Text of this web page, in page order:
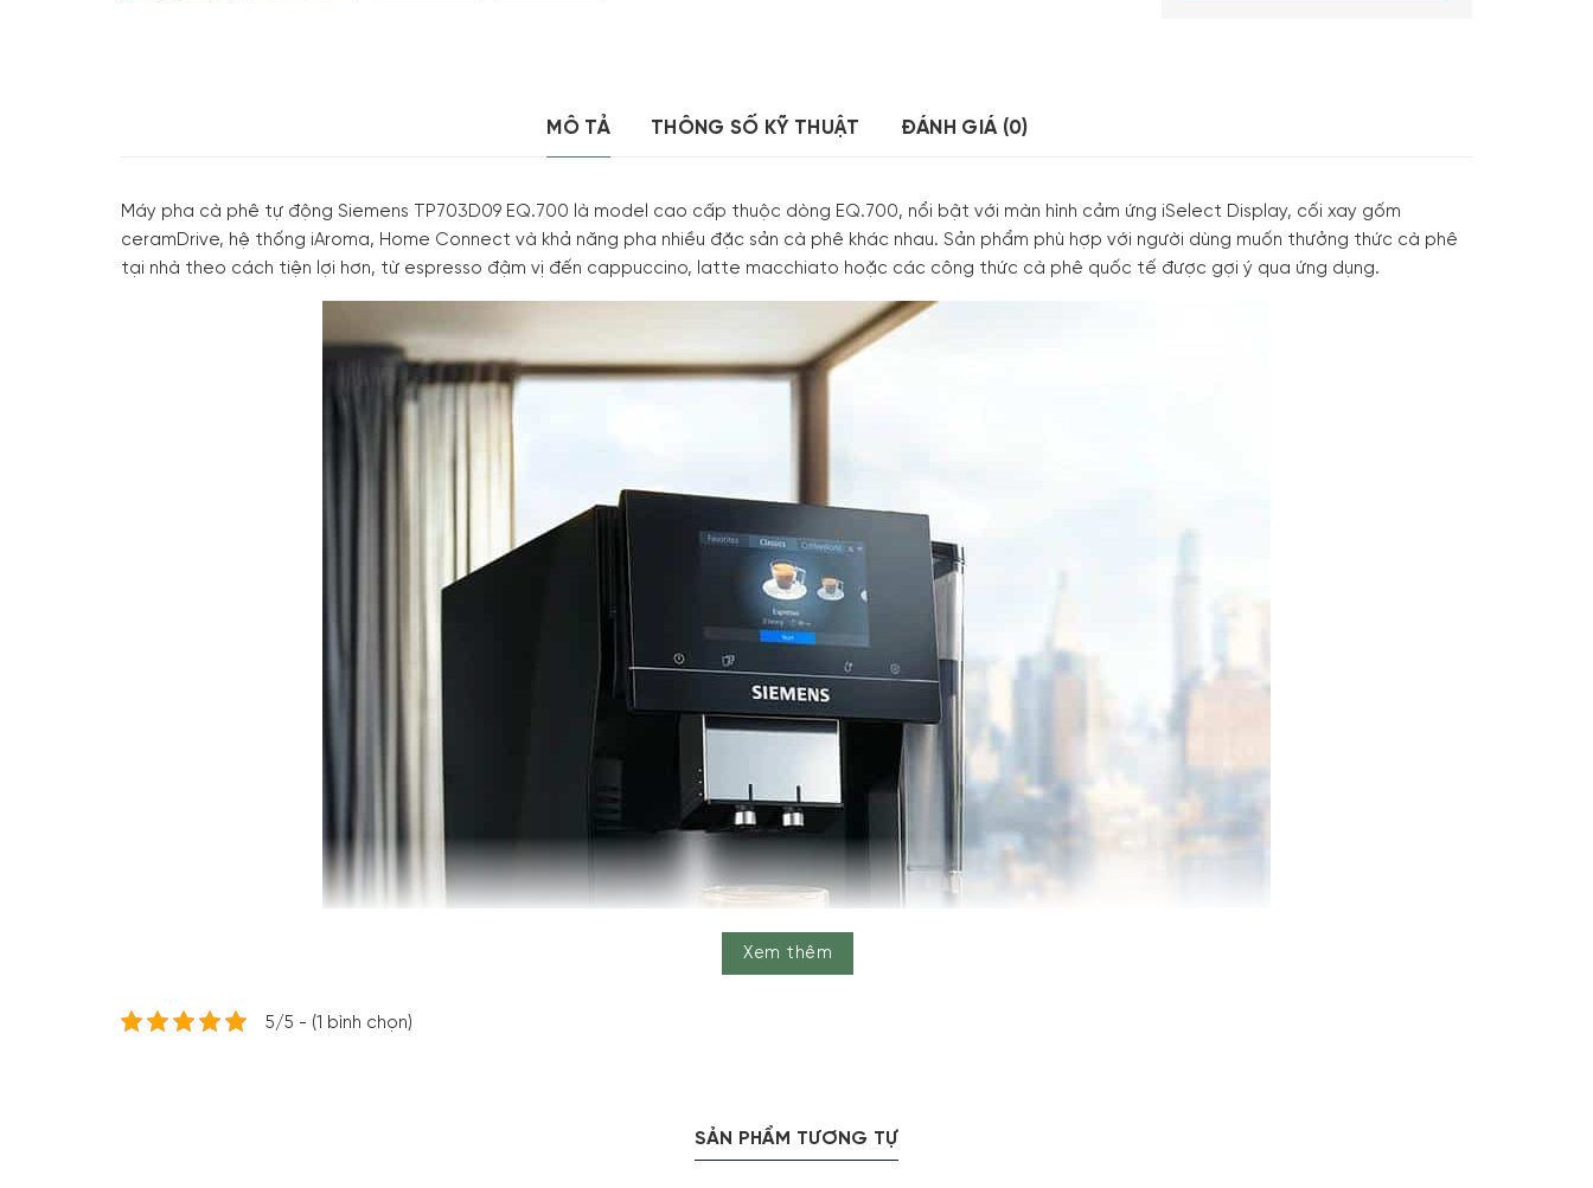
MÔ TẢ THÔNG SỐ KỸ THUẬT ĐÁNH GIÁ (0)
Máy pha cà phê tự động Siemens TP703D09 EQ.700 là model cao cấp thuộc dòng EQ.700, nổi bật với màn hình cảm ứng iSelect Display, cối xay gốm
ceramDrive, hệ thống iAroma, Home Connect và khả năng pha nhiều đặc sản cà phê khác nhau. Sản phẩm phù hợp với người dùng muốn thưởng thức cà phê
tại nhà theo cách tiện lợi hơn, từ espresso đậm vị đến cappuccino, latte macchiato hoặc các công thức cà phê quốc tế được gợi ý qua ứng dụng.
Xem thêm
5/5 - (1 bình chọn)
SẢN PHẨM TƯƠNG TỰ